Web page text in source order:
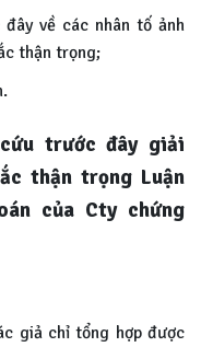
về các nhân tố ảnh
thận trọng;
trước đây giải
thận trọng Luận
của Cty chứng
giả chỉ tổng hợp được